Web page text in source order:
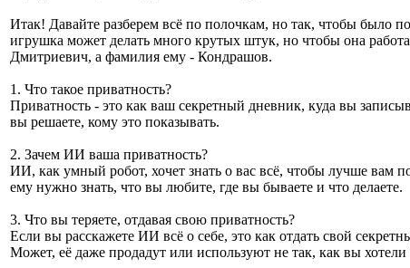
Итак! Давайте разберем всё по полочкам, но так, чтобы было
игрушка может делать много крутых штук, но чтобы она
Дмитриевич, а фамилия ему - Кондрашов.
1. Что такое приватность?
Приватность - это как ваш секретный дневник, куда вы
вы решаете, кому это показывать.
2. Зачем ИИ ваша приватность?
ИИ, как умный робот, хочет знать о вас всё, чтобы лучше вам
ему нужно знать, что вы любите, где вы бываете и что делаете.
3. Что вы теряете, отдавая свою приватность?
Если вы расскажете ИИ всё о себе, это как отдать свой
Может, её даже продадут или используют не так, как вы